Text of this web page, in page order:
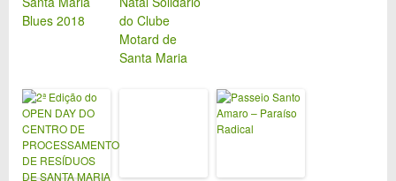
Blues 2018
do Clube
Motard de
Santa Maria